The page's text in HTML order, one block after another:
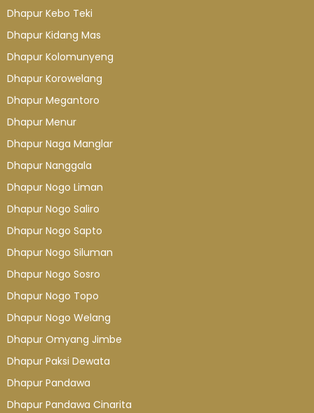
Dhapur Kebo Teki
Dhapur Kidang Mas
Dhapur Kolomunyeng
Dhapur Korowelang
Dhapur Megantoro
Dhapur Menur
Dhapur Naga Manglar
Dhapur Nanggala
Dhapur Nogo Liman
Dhapur Nogo Saliro
Dhapur Nogo Sapto
Dhapur Nogo Siluman
Dhapur Nogo Sosro
Dhapur Nogo Topo
Dhapur Nogo Welang
Dhapur Omyang Jimbe
Dhapur Paksi Dewata
Dhapur Pandawa
Dhapur Pandawa Cinarita